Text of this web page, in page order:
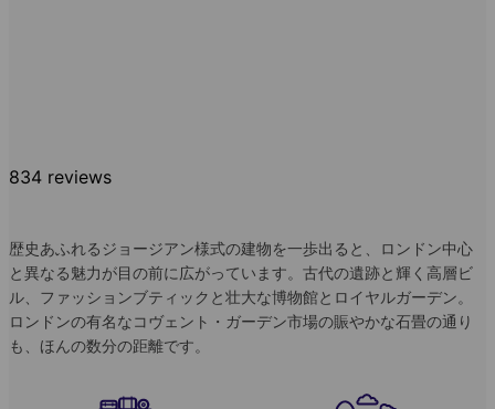
834 reviews
歴史あふれるジョージアン様式の建物を一歩出ると、ロンドン中心
と異なる魅力が目の前に広がっています。古代の遺跡と輝く高層ビ
ル、ファッションブティックと壮大な博物館とロイヤルガーデン。
ロンドンの有名なコヴェント・ガーデン市場の賑やかな石畳の通り
も、ほんの数分の距離です。